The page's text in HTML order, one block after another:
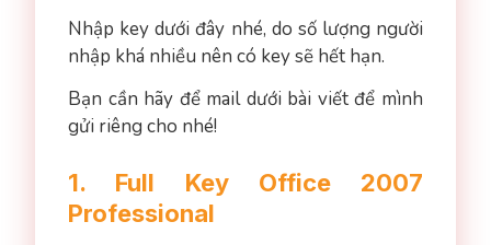
Nhập key dưới đây nhé, do số lượng người
nhập khá nhiều nên có key sẽ hết hạn.
Bạn cần hãy để mail dưới bài viết để mình
gửi riêng cho nhé!
1. Full Key Office 2007
Professional